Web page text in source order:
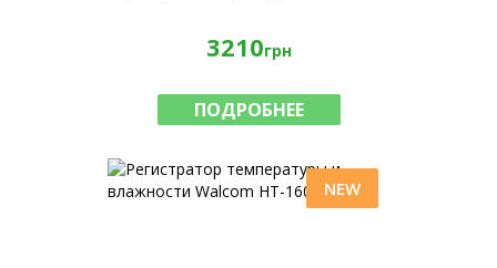
3210грн
ПОДРОБНЕЕ
NEW